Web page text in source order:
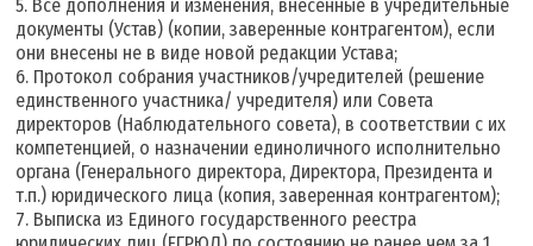
5. Все дополнения и изменения, внесенные в учредительные
документы (Устав) (копии, заверенные контрагентом), если
они внесены не в виде новой редакции Устава;
6. Протокол собрания участников/учредителей (решение
единственного участника/ учредителя) или Совета
директоров (Наблюдательного совета), в соответствии с их
компетенцией, о назначении единоличного исполнительно
органа (Генерального директора, Директора, Президента и
т.п.) юридического лица (копия, заверенная контрагентом);
7. Выписка из Единого государственного реестра